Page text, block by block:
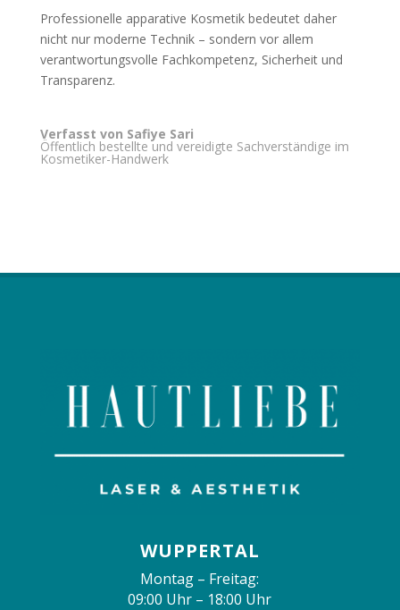
Professionelle apparative Kosmetik bedeutet daher
nicht nur moderne Technik – sondern vor allem
verantwortungsvolle Fachkompetenz, Sicherheit und
Transparenz.
Verfasst von Safiye Sari
Öffentlich bestellte und vereidigte Sachverständige im
Kosmetiker-Handwerk
WUPPERTAL
Montag – Freitag:
09:00 Uhr – 18:00 Uhr